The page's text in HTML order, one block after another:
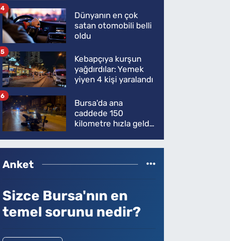
Dünyanın en çok
satan otomobili belli
oldu
4
Kebapçıya kurşun
yağdırdılar: Yemek
yiyen 4 kişi yaralandı
5
Bursa'da ana
caddede 150
kilometre hızla geldi,
6
Anket
Sizce Bursa'nın en
temel sorunu nedir?